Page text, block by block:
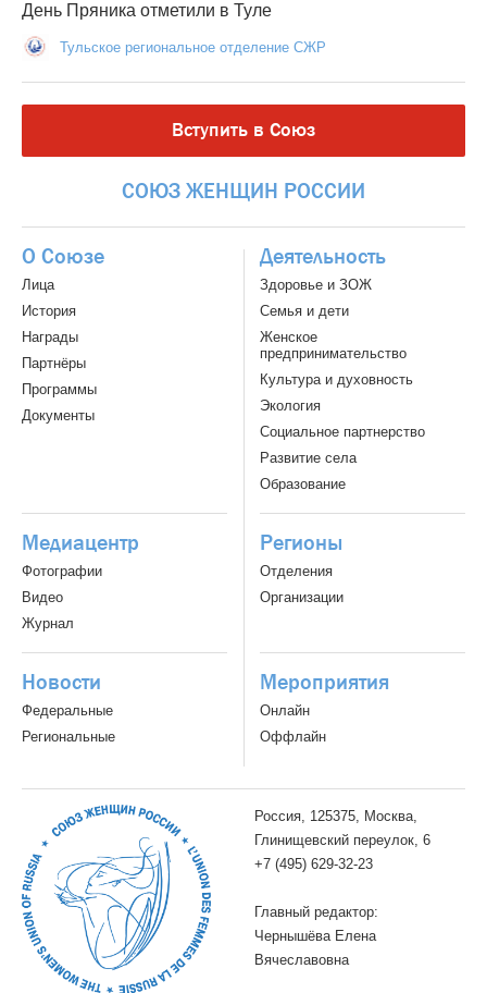
День Пряника отметили в Туле
Тульское региональное отделение СЖР
Вступить в Союз
СОЮЗ ЖЕНЩИН РОССИИ
О Союзе
Лица
История
Награды
Партнёры
Программы
Документы
Деятельность
Здоровье и ЗОЖ
Семья и дети
Женское
предпринимательство
Культура и духовность
Экология
Социальное партнерство
Развитие села
Образование
Медиацентр
Фотографии
Видео
Журнал
Регионы
Отделения
Организации
Новости
Федеральные
Региональные
Мероприятия
Онлайн
Оффлайн
Россия, 125375, Москва,
Глинищевский переулок, 6
+7 (495) 629-32-23
Главный редактор:
Чернышёва Елена
Вячеславовна